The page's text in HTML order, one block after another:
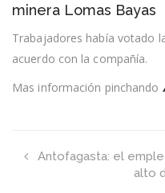
minera Lomas Bayas
Trabajadores había votado
acuerdo con la compañía.
Mas información pinchando
Antofagasta: el
alto